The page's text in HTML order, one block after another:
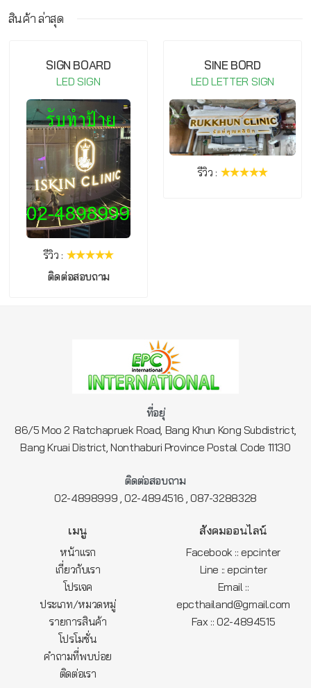
สินค้า ล่าสุด
SIGN BOARD
LED SIGN
รีวิว :
ติดต่อสอบถาม
SINE BORD
LED LETTER SIGN
รีวิว :
ที่อยุ่
86/5 Moo 2 Ratchapruek Road, Bang Khun Kong Subdistrict,
Bang Kruai District, Nonthaburi Province Postal Code 11130
ติดต่อสอบถาม
02-4898999 ,02-4894516 ,087-3288328
เมนู
หน้าแรก
เกี่ยวกับเรา
โปรเจค
ประเภท/หมวดหมู่
รายการสินค้า
โปรโมชั่น
คำถามที่พบบ่อย
ติดต่อเรา
สังคมออนไลน์
Facebook :: epcinter
Line :: epcinter
Email ::
epcthailand@gmail.com
Fax :: 02-4894515